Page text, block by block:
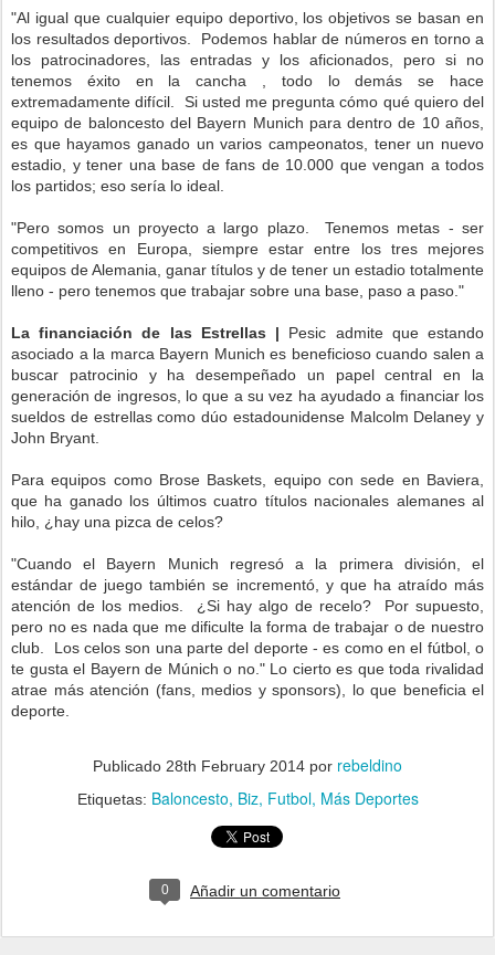
"Al igual que cualquier equipo deportivo, los objetivos se basan en
los resultados deportivos. Podemos hablar de números en torno a
los patrocinadores, las entradas y los aficionados, pero si no
tenemos éxito en la cancha , todo lo demás se hace
extremadamente difícil. Si usted me pregunta cómo qué quiero del
equipo de baloncesto del Bayern Munich para dentro de 10 años,
es que hayamos ganado un varios campeonatos, tener un nuevo
estadio, y tener una base de fans de 10.000 que vengan a todos
los partidos; eso sería lo ideal.
"Pero somos un proyecto a largo plazo. Tenemos metas - ser
competitivos en Europa, siempre estar entre los tres mejores
equipos de Alemania, ganar títulos y de tener un estadio totalmente
lleno - pero tenemos que trabajar sobre una base, paso a paso."
La financiación de las Estrellas | Pesic admite que estando
asociado a la marca Bayern Munich es beneficioso cuando salen a
buscar patrocinio y ha desempeñado un papel central en la
generación de ingresos, lo que a su vez ha ayudado a financiar los
sueldos de estrellas como dúo estadounidense Malcolm Delaney y
John Bryant.
Para equipos como Brose Baskets, equipo con sede en Baviera,
que ha ganado los últimos cuatro títulos nacionales alemanes al
hilo, ¿hay una pizca de celos?
"Cuando el Bayern Munich regresó a la primera división, el
estándar de juego también se incrementó, y que ha atraído más
atención de los medios. ¿Si hay algo de recelo? Por supuesto,
pero no es nada que me dificulte la forma de trabajar o de nuestro
club. Los celos son una parte del deporte - es como en el fútbol, ​​o
te gusta el Bayern de Múnich o no." Lo cierto es que toda rivalidad
atrae más atención (fans, medios y sponsors), lo que beneficia el
deporte.
Publicado 28th February 2014 por rebeldino
Etiquetas: Baloncesto Biz Futbol Más Deportes
0 Añadir un comentario